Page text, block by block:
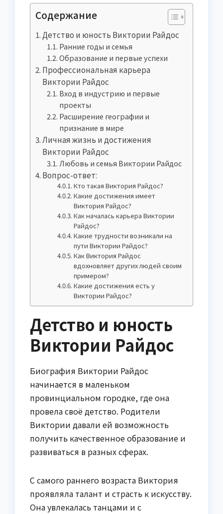
Содержание
Детство и юность Виктории Райдос
Ранние годы и семья
Образование и первые успехи
Профессиональная карьера
Виктории Райдос
Вход в индустрию и первые
проекты
Расширение географии и
признание в мире
Личная жизнь и достижения
Виктории Райдос
Любовь и семья Виктории Райдос
Вопрос-ответ:
Кто такая Виктория Райдос?
Какие достижения имеет
Виктория Райдос?
Как началась карьера Виктории
Райдос?
Какие трудности возникали на
пути Виктории Райдос?
Как Виктория Райдос
вдохновляет других людей своим
примером?
Какие достижения есть у
Виктории Райдос?
Детство и юность
Виктории Райдос
Биография Виктории Райдос
начинается в маленьком
провинциальном городке, где она
провела своё детство. Родители
Виктории давали ей возможность
получить качественное образование и
развиваться в разных сферах.
С самого раннего возраста Виктория
проявляла талант и страсть к искусству.
Она увлекалась танцами и с